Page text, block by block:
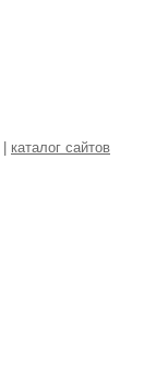
каталог сайтов